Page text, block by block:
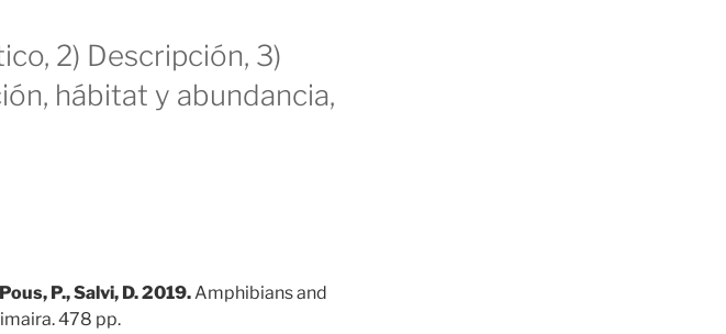
2) Descripción, 3)
hábitat y abundancia,
P., Salvi, D. 2019. Amphibians and
478 pp.